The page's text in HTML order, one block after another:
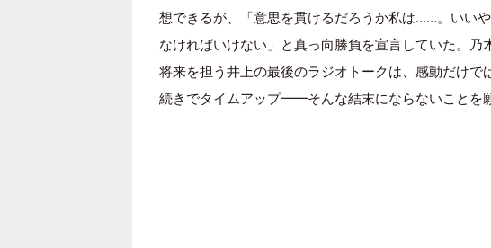
想できるが、「意思を貫けるだろうか私は……。いい
なければいけない」と真っ向勝負を宣言していた。
将来を担う井上の最後のラジオトークは、感動だけ
続きでタイムアップ━━そんな結末にならないことを